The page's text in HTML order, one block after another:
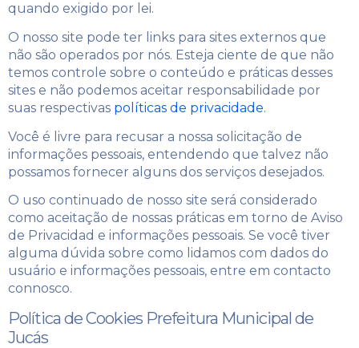
quando exigido por lei.
O nosso site pode ter links para sites externos que
não são operados por nós. Esteja ciente de que não
temos controle sobre o conteúdo e práticas desses
sites e não podemos aceitar responsabilidade por
suas respectivas políticas de privacidade.
Você é livre para recusar a nossa solicitação de
informações pessoais, entendendo que talvez não
possamos fornecer alguns dos serviços desejados.
O uso continuado de nosso site será considerado
como aceitação de nossas práticas em torno de Aviso
de Privacidad e informações pessoais. Se você tiver
alguma dúvida sobre como lidamos com dados do
usuário e informações pessoais, entre em contacto
connosco.
Política de Cookies Prefeitura Municipal de
Jucás